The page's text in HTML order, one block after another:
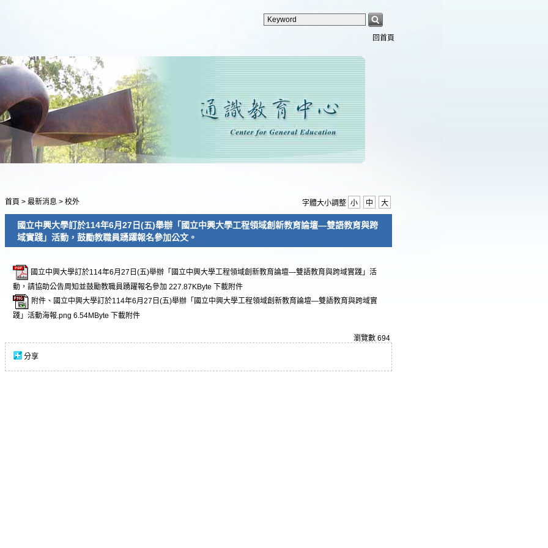
回首頁
首頁 > 最新消息 > 校外 字體大小調整 小 中 大
國立中興大學訂於114年6月27日(五)舉辦「國立中興大學工程領域創新教育論壇—雙語教育與跨
域實踐」活動，鼓勵教職員踴躍報名參加公文。
國立中興大學訂於114年6月27日(五)舉辦「國立中興大學工程領域創新教育論壇—雙語教育與跨域實踐」活
動，請協助公告周知並鼓勵教職員踴躍報名參加 227.87KByte
下載附件
附件、國立中興大學訂於114年6月27日(五)舉辦「國立中興大學工程領域創新教育論壇—雙語教育與跨域實
踐」活動海報.png 6.54MByte 下載附件
瀏覽數 694
分享